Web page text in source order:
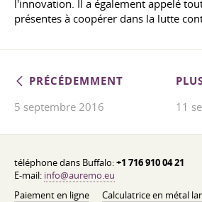
l'innovation. Il a également appelé
présentes à coopérer dans la lutte
PRÉCÉDEMMENT
5 septembre 2016 11
téléphone dans Buffalo:+1 716 910 04 21
E-mail: info@auremo.eu
Paiement en ligne
Calculatrice en métal